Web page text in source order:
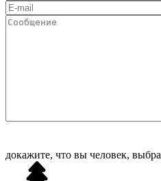
докажите, что вы человек,